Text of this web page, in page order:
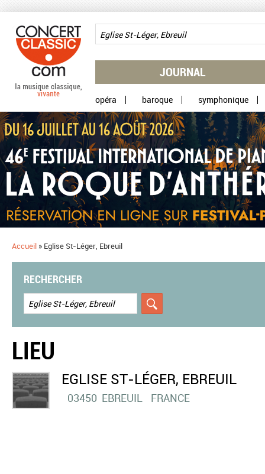
JOURNAL
opéra baroque symphonique
Accueil » Eglise St-Léger, Ebreuil
RECHERCHER
LIEU
EGLISE ST-LÉGER, EBREUIL
03450 EBREUIL FRANCE